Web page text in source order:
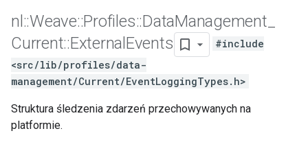
nl ::Weave::Profiles::DataManagement
Current::External Events
#include
<src/lib/profiles/data-
management/Current/EventLoggingTypes.h>
Struktura śledzenia zdarzeń przechowywanych na
platformie.